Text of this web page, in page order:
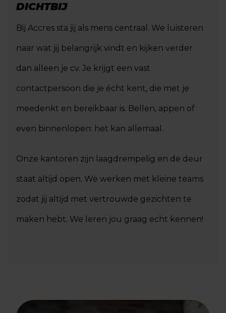
DICHTBIJ
Bij Accres sta jij als mens centraal. We luisteren
naar wat jij belangrijk vindt en kijken verder
dan alleen je cv. Je krijgt een vast
contactpersoon die je écht kent, die met je
meedenkt en bereikbaar is. Bellen, appen of
even binnenlopen: het kan allemaal.
Onze kantoren zijn laagdrempelig en de deur
staat altijd open. We werken met kleine teams
zodat jij altijd met vertrouwde gezichten te
maken hebt. We leren jou graag echt kennen!